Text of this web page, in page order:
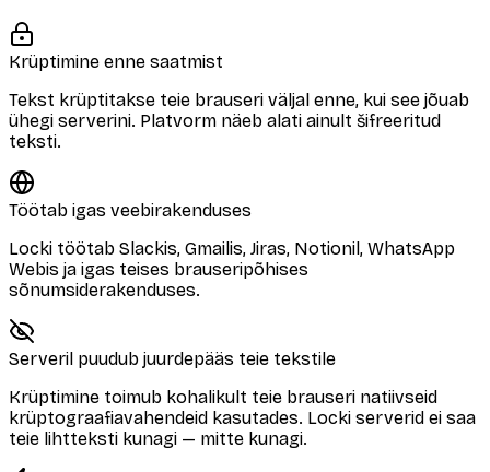
Krüptimine enne saatmist
Tekst krüptitakse teie brauseri väljal enne, kui see jõuab
ühegi serverini. Platvorm näeb alati ainult šifreeritud
teksti.
Töötab igas veebirakenduses
Locki töötab Slackis, Gmailis, Jiras, Notionil, WhatsApp
Webis ja igas teises brauseripõhises
sõnumsiderakenduses.
Serveril puudub juurdepääs teie tekstile
Krüptimine toimub kohalikult teie brauseri natiivseid
krüptograafiavahendeid kasutades. Locki serverid ei saa
teie lihtteksti kunagi — mitte kunagi.